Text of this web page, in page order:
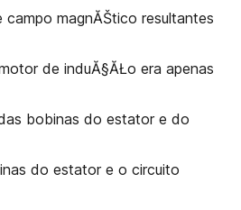
campo magnĂŠtico resultantes
de induĂ§ĂŁo era apenas
bobinas do estator e do
do estator e o circuito